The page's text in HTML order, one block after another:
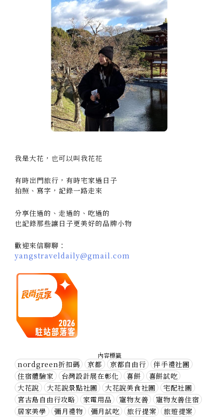
我是大花，也可以叫我花花
有時出門旅行，有時宅家過日子
拍照、寫字，記錄一路走來
分享住過的、走過的、吃過的
也記錄那些讓日子更美好的品牌小物
歡迎來信聊聊：
yangstraveldaily@gmail.com
內容標籤
nordgreen折扣碼 京都 京都自由行
伴手禮社團
住宿體驗家
台灣設計展在彰化 喜餅
喜餅試吃
大花說
大花說景點社團 大花說美食社團
宅配社團
宮古島自由行攻略
家電用品 寵物友善
寵物友善住宿
居家美學
彌月禮物 彌月試吃 旅行提案
旅遊提案